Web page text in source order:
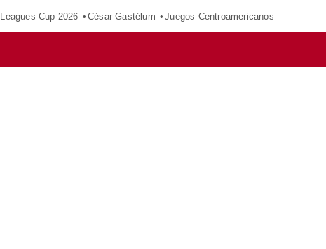
Leagues Cup 2026 César Gastélum Juegos Centroamericanos